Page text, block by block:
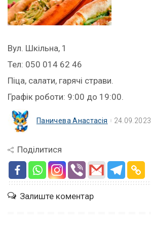
Вул. Шкільна, 1
Тел: 050 014 62 46
Піца, салати, гарячі страви.
Графік роботи: 9:00 до 19:00.
Паничева Анастасія 24.09.2023
Поділитися
Залиште коментар